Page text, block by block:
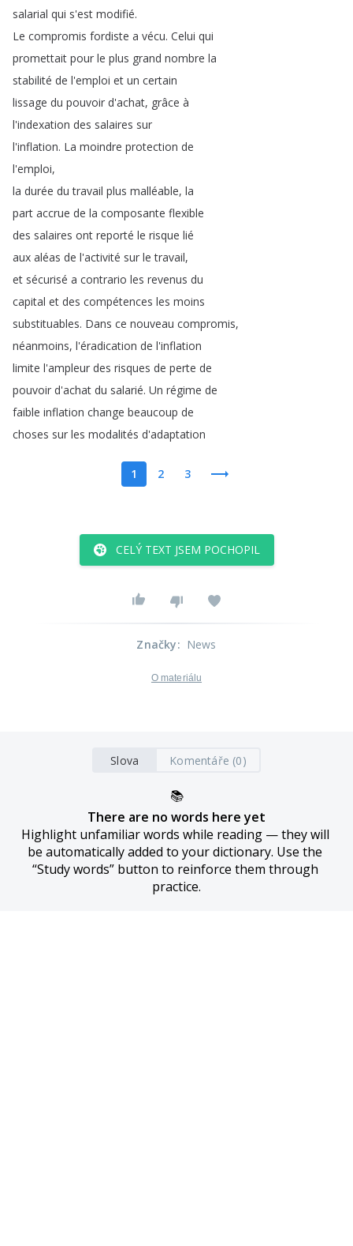
salarial qui s'est modifié.
Le compromis fordiste a vécu. Celui qui
promettait pour le plus grand nombre la
stabilité de l'emploi et un certain
lissage du pouvoir d'achat, grâce à
l'indexation des salaires sur
l'inflation. La moindre protection de
l'emploi,
la durée du travail plus malléable, la
part accrue de la composante flexible
des salaires ont reporté le risque lié
aux aléas de l'activité sur le travail,
et sécurisé a contrario les revenus du
capital et des compétences les moins
substituables. Dans ce nouveau compromis,
néanmoins, l'éradication de l'inflation
limite l'ampleur des risques de perte de
pouvoir d'achat du salarié. Un régime de
faible inflation change beaucoup de
choses sur les modalités d'adaptation
1 2 3
CELÝ TEXT JSEM POCHOPIL
Značky: News
O materiálu
Slova Komentáře (0)
📚
There are no words here yet
Highlight unfamiliar words while reading — they will
be automatically added to your dictionary. Use the
“Study words” button to reinforce them through
practice.